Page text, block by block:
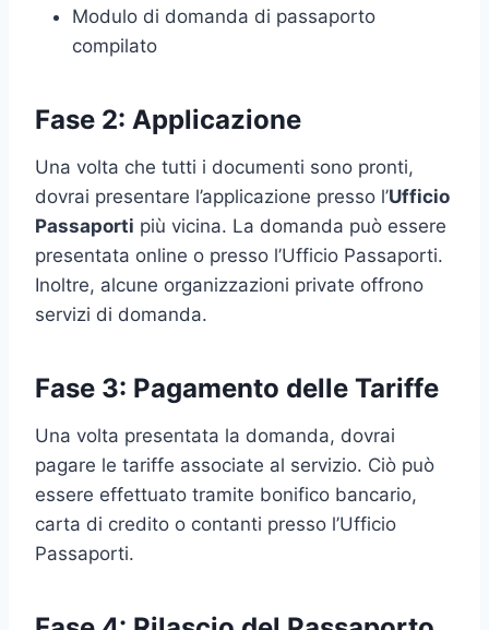
Modulo di domanda di passaporto
compilato
Fase 2: Applicazione
Una volta che tutti i documenti sono pronti,
dovrai presentare l’applicazione presso l’Ufficio
Passaporti più vicina. La domanda può essere
presentata online o presso l’Ufficio Passaporti.
Inoltre, alcune organizzazioni private offrono
servizi di domanda.
Fase 3: Pagamento delle Tariffe
Una volta presentata la domanda, dovrai
pagare le tariffe associate al servizio. Ciò può
essere effettuato tramite bonifico bancario,
carta di credito o contanti presso l’Ufficio
Passaporti.